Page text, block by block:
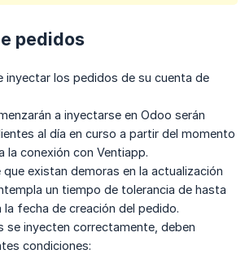
pedidos
inyectar los pedidos de su cuenta de
a inyectarse en Odoo serán
al día en curso a partir del momento
la conexión con Ventiapp.
existan demoras en la actualización
un tiempo de tolerancia de hasta
la fecha de creación del pedido.
se inyecten correctamente, deben
condiciones: